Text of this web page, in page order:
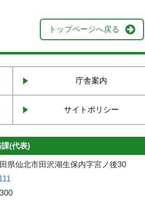
トップページへ戻る
庁舎案内
サイトポリシー
(代表)
県仙北市田沢湖生保内字宮ノ後30